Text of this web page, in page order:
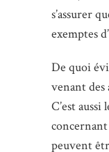
s’assurer
exemptes
De quoi
venant
C’est aussi
concernant
peuvent